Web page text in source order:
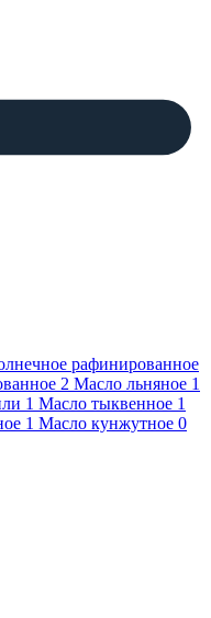
рафинированное
2 Масло льняное 1
1 Масло тыквенное 1
1 Масло кунжутное 0